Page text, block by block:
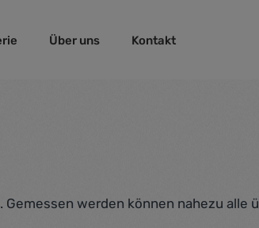
Über uns Kontakt
werden können nahezu alle